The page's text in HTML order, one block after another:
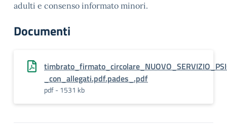
adulti e consenso informato minori.
Documenti
_con_allegati.pdf.pades_.pdf
pdf - 1531 kb